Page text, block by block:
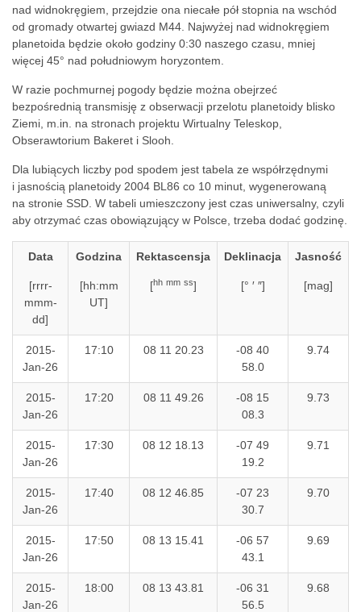
nad widnokręgiem, przejdzie ona niecałe pół stopnia na wschód
od gromady otwartej gwiazd M44. Najwyżej nad widnokręgiem
planetoida będzie około godziny 0:30 naszego czasu, mniej
więcej 45° nad południowym horyzontem.
W razie pochmurnej pogody będzie można obejrzeć
bezpośrednią transmisję z obserwacji przelotu planetoidy blisko
Ziemi, m.in. na stronach projektu Wirtualny Teleskop,
Obserawtorium Bakeret i Slooh.
Dla lubiących liczby pod spodem jest tabela ze współrzędnymi
i jasnością planetoidy 2004 BL86 co 10 minut, wygenerowaną
na stronie SSD. W tabeli umieszczony jest czas uniwersalny, czyli
aby otrzymać czas obowiązujący w Polsce, trzeba dodać godzinę.
Data
[rrrr-
mmm-
dd]
Godzina
[hh:mm
UT]
Rektascensja
[hh mm ss]
Deklinacja
[° ′ ″]
Jasność
[mag]
2015-
Jan-26
17:10 08 11 20.23
-08 40
58.0
9.74
2015-
Jan-26
17:20 08 11 49.26
-08 15
08.3
9.73
2015-
Jan-26
17:30 08 12 18.13
-07 49
19.2
9.71
2015-
Jan-26
17:40 08 12 46.85
-07 23
30.7
9.70
2015-
Jan-26
17:50 08 13 15.41
-06 57
43.1
9.69
2015-
Jan-26
18:00 08 13 43.81
-06 31
56.5
9.68